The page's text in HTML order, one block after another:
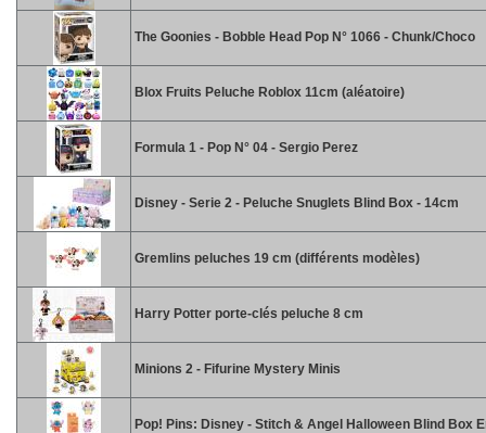
The Goonies - Bobble Head Pop N° 1066 - Chunk/Choco
Blox Fruits Peluche Roblox 11cm (aléatoire)
Formula 1 - Pop N° 04 - Sergio Perez
Disney - Serie 2 - Peluche Snuglets Blind Box - 14cm
Gremlins peluches 19 cm (différents modèles)
Harry Potter porte-clés peluche 8 cm
Minions 2 - Fifurine Mystery Minis
Pop! Pins: Disney - Stitch & Angel Halloween Blind Box